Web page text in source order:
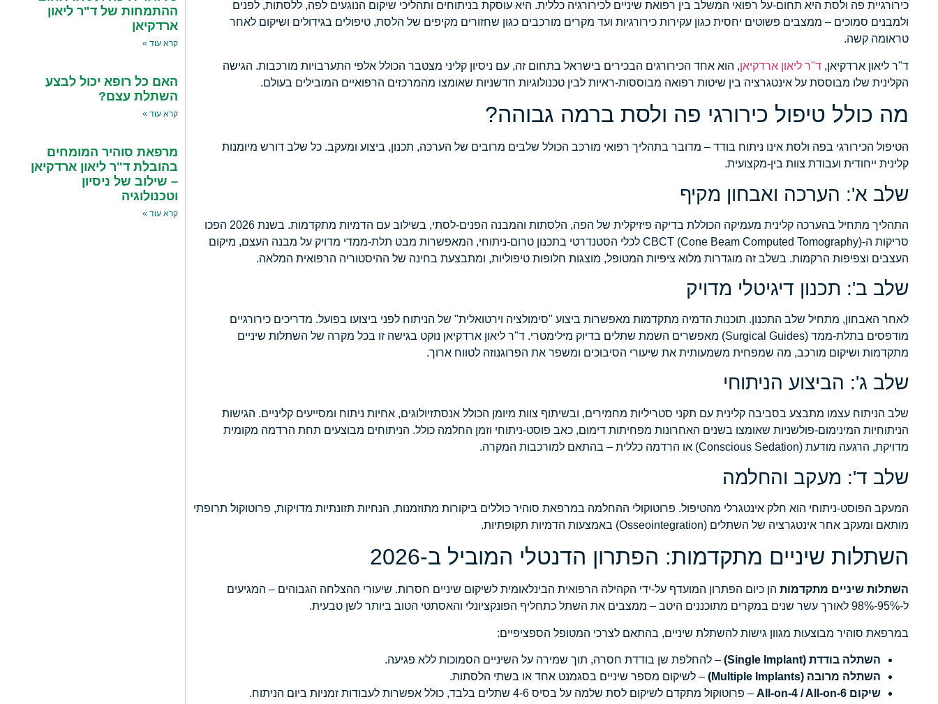
כירורגיית פה ולסת היא תחום-על רפואי המשלב בין רפואת שיניים לכירורגיה כללית. היא עוסקת בניתוחים ותהליכי שיקום הנוגעים לפה, ללסתות, לפנים
ולמבנים סמוכים – ממצבים פשוטים יחסית כגון עקירות כירורגיות ועד מקרים מורכבים כגון שחזורים מקיפים של הלסת, טיפולים בגידולים ושיקום לאחר
טראומה קשה.
ד"ר ליאון ארדקיאן, ד"ר ליאון ארדקיאן, הוא אחד הכירורגים הבכירים בישראל בתחום זה, עם ניסיון קליני מצטבר הכולל אלפי התערבויות מורכבות. הגישה
הקלינית שלו מבוססת על אינטגרציה בין שיטות רפואה מבוססות-ראיות לבין טכנולוגיות חדשניות שאומצו מהמרכזים הרפואיים המובילים בעולם.
מה כולל טיפול כירורגי פה ולסת ברמה גבוהה?
הטיפול הכירורגי בפה ולסת אינו ניתוח בודד – מדובר בתהליך רפואי מורכב הכולל שלבים מרובים של הערכה, תכנון, ביצוע ומעקב. כל שלב דורש מיומנות
קלינית ייחודית ועבודת צוות בין-מקצועית.
שלב א': הערכה ואבחון מקיף
התהליך מתחיל בהערכה קלינית מעמיקה הכוללת בדיקה פיזיקלית של הפה, הלסתות והמבנה הפנים-לסתי, בשילוב עם הדמיות מתקדמות. בשנת 2026 הפכו
סריקות ה-CBCT (Cone Beam Computed Tomography) לכלי הסטנדרטי בתכנון טרום-ניתוחי, המאפשרות מבט תלת-ממדי מדויק על מבנה העצם, מיקום
העצבים וצפיפות הרקמות. בשלב זה מוגדרות מלוא ציפיות המטופל, מוצגות חלופות טיפוליות, ומתבצעת בחינה של ההיסטוריה הרפואית המלאה.
שלב ב': תכנון דיגיטלי מדויק
לאחר האבחון, מתחיל שלב התכנון. תוכנות הדמיה מתקדמות מאפשרות ביצוע "סימולציה וירטואלית" של הניתוח לפני ביצועו בפועל. מדריכים כירורגיים
מודפסים בתלת-ממד (Surgical Guides) מאפשרים השמת שתלים בדיוק מילימטרי. ד"ר ליאון ארדקיאן נוקט בגישה זו בכל מקרה של השתלות שיניים
מתקדמות ושיקום מורכב, מה שמפחית משמעותית את שיעורי הסיבוכים ומשפר את הפרוגנוזה לטווח ארוך.
שלב ג': הביצוע הניתוחי
שלב הניתוח עצמו מתבצע בסביבה קלינית עם תקני סטריליות מחמירים, ובשיתוף צוות מיומן הכולל אנסתזיולוגים, אחיות ניתוח ומסייעים קליניים. הגישות
הניתוחיות המינימום-פולשניות שאומצו בשנים האחרונות מפחיתות דימום, כאב פוסט-ניתוחי וזמן החלמה כולל. הניתוחים מבוצעים תחת הרדמה מקומית
מדויקת, הרגעה מודעת (Conscious Sedation) או הרדמה כללית – בהתאם למורכבות המקרה.
שלב ד': מעקב והחלמה
המעקב הפוסט-ניתוחי הוא חלק אינטגרלי מהטיפול. פרוטוקולי ההחלמה במרפאת סוהיר כוללים ביקורות מתוזמנות, הנחיות תזונתיות מדויקות, פרוטוקול תרופתי
מותאם ומעקב אחר אינטגרציה של השתלים (Osseointegration) באמצעות הדמיות תקופתיות.
השתלות שיניים מתקדמות: הפתרון הדנטלי המוביל ב-2026
השתלות שיניים מתקדמות הן כיום הפתרון המועדף על-ידי הקהילה הרפואית הבינלאומית לשיקום שיניים חסרות. שיעורי ההצלחה הגבוהים – המגיעים
ל-95%-98% לאורך עשר שנים במקרים מתוכננים היטב – ממצבים את השתל כתחליף הפונקציונלי והאסתטי הטוב ביותר לשן טבעית.
במרפאת סוהיר מבוצעות מגוון גישות להשתלת שיניים, בהתאם לצרכי המטופל הספציפיים:
השתלה בודדת (Single Implant)
– להחלפת שן בודדת חסרה, תוך שמירה על השיניים הסמוכות ללא פגיעה.
השתלה מרובה (Multiple Implants)
– לשיקום מספר שיניים בסגמנט אחד או בשתי הלסתות.
שיקום All-on-4 / All-on-6
– פרוטוקול מתקדם לשיקום לסת שלמה על בסיס 4-6 שתלים בלבד, כולל אפשרות לעבודות זמניות ביום הניתוח.
ההתמחות של ד"ר ליאון
ארדקיאן
קרא עוד »
האם כל רופא יכול לבצע
השתלת עצם?
קרא עוד »
מרפאת סוהיר המומחים
בהובלת ד"ר ליאון ארדקיאן
– שילוב של ניסיון
וטכנולוגיה
קרא עוד »